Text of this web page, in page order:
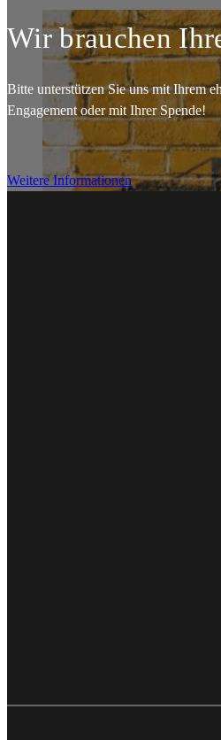
Wir brauchen
Bitte unterstützen Sie uns mit Ihrem
Engagement oder mit Ihrer Spende!
Weitere Informationen
Pfarrleben